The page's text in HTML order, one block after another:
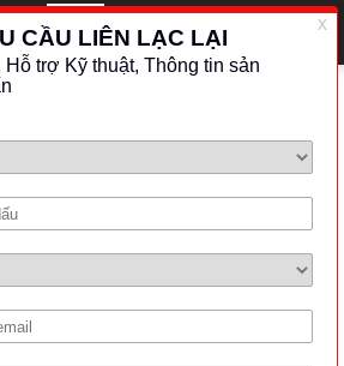
giới thiệu thiết bị
nghiệm và tự
công nghiệp